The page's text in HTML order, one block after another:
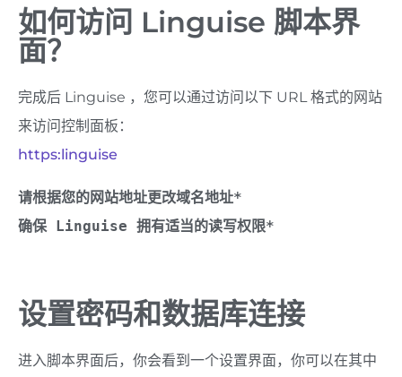
如何访问 Linguise 脚本界
面？
完成后 Linguise ，您可以通过访问以下 URL 格式的网站
来访问控制面板：
https:linguise
请根据您的网站地址更改域名地址*
确保 Linguise 拥有适当的读写权限*
设置密码和数据库连接
进入脚本界面后，你会看到一个设置界面，你可以在其中